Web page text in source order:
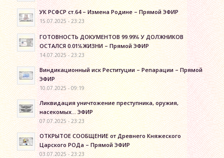
УК РСФСР ст.64 – Измена Родине – Прямой ЭФИР
15.07.2025 - 23:23
ГОТОВНОСТЬ ДОКУМЕНТОВ 99.99℅ У ДОЛЖНИКОВ
ОСТАЛСЯ 0.01℅ЖИЗНИ – Прямой ЭФИР
14.07.2025 - 23:23
Виндикационный иск Реституции – Репарации – Прямой
ЭФИР
10.07.2025 - 09:19
Ликвидация уничтожение преступника, оружия,
насекомых… ЭФИР
07.07.2025 - 23:23
ОТКРЫТОЕ СООБЩЕНИЕ от Древнего Княжеского
Царского РОДа – Прямой ЭФИР
03.07.2025 - 23:23